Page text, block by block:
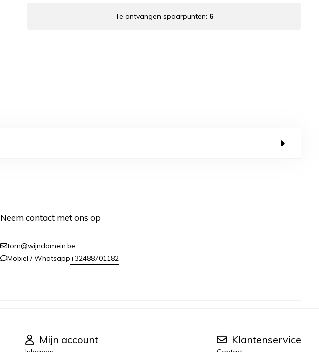
Te ontvangen spaarpunten: 6
Neem contact met ons op
tom@wijndomein.be
Mobiel / Whatsapp+32488701182
Mijn account Klantenservice